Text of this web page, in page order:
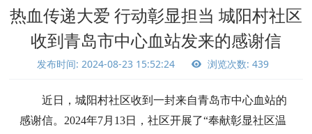
热血传递大爱 行动彰显担当 城阳村社区
收到青岛市中心血站发来的感谢信
发布时间: 2024-08-23 15:52:24 浏览次数: 439
近日，城阳村社区收到一封来自青岛市中心血站的
感谢信。 2024年7月13日，社区开展了“奉献彰显社区温